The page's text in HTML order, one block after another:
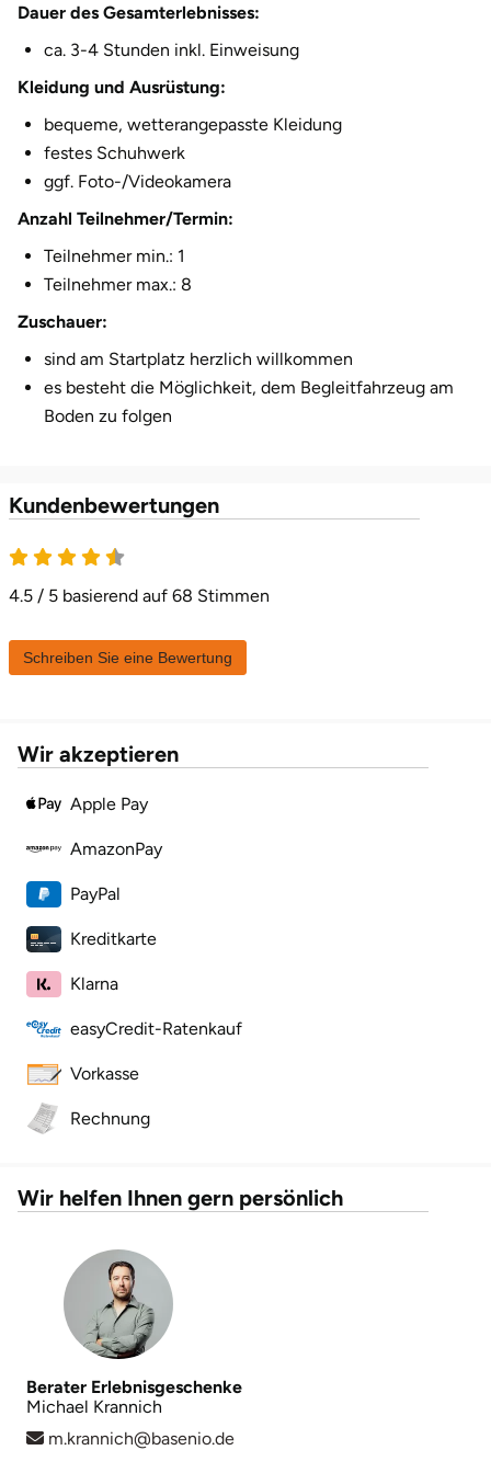
Dauer des Gesamterlebnisses:
ca. 3-4 Stunden inkl. Einweisung
Kleidung und Ausrüstung:
bequeme, wetterangepasste Kleidung
festes Schuhwerk
ggf. Foto-/Videokamera
Anzahl Teilnehmer/Termin:
Teilnehmer min.: 1
Teilnehmer max.: 8
Zuschauer:
sind am Startplatz herzlich willkommen
es besteht die Möglichkeit, dem Begleitfahrzeug am
Boden zu folgen
Kundenbewertungen
4.5 von 5
4.5 / 5 basierend auf 68 Stimmen
Schreiben Sie eine Bewertung
Wir akzeptieren
Apple Pay
AmazonPay
PayPal
Kreditkarte
Klarna
easyCredit-Ratenkauf
Vorkasse
Rechnung
Wir helfen Ihnen gern persönlich
Berater Erlebnisgeschenke
Michael Krannich
m.krannich@basenio.de
Herzogtum Lauenburg
Homburg
Horb am Neckar
Ibbenbüren
Jena
Jerichower Land
Kassel
Kempten
Kiel
Koblenz
Köln
Landkreis Rostock
Landshut
Langenselbold
Leipzig
Ludwigslust-Parchim
Lübeck